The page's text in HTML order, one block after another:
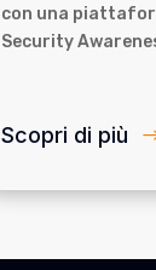
con una
Security
Scopri di più